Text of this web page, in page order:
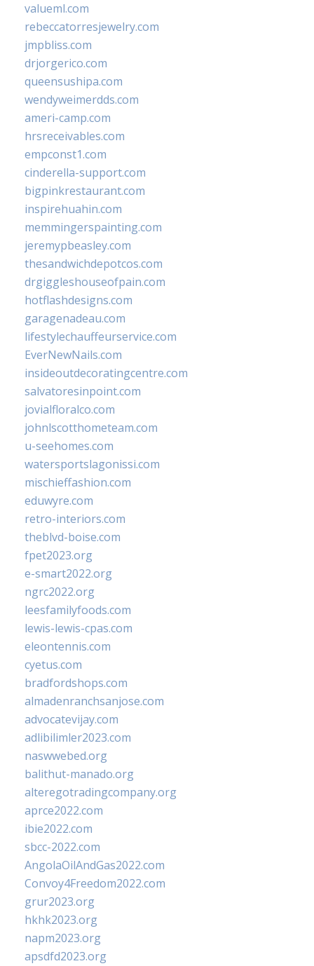
valueml.com
rebeccatorresjewelry.com
jmpbliss.com
drjorgerico.com
queensushipa.com
wendyweimerdds.com
ameri-camp.com
hrsreceivables.com
empconst1.com
cinderella-support.com
bigpinkrestaurant.com
inspirehuahin.com
memmingerspainting.com
jeremypbeasley.com
thesandwichdepotcos.com
drgiggleshouseofpain.com
hotflashdesigns.com
garagenadeau.com
lifestylechauffeurservice.com
EverNewNails.com
insideoutdecoratingcentre.com
salvatoresinpoint.com
jovialfloralco.com
johnlscotthometeam.com
u-seehomes.com
watersportslagonissi.com
mischieffashion.com
eduwyre.com
retro-interiors.com
theblvd-boise.com
fpet2023.org
e-smart2022.org
ngrc2022.org
leesfamilyfoods.com
lewis-lewis-cpas.com
eleontennis.com
cyetus.com
bradfordshops.com
almadenranchsanjose.com
advocatevijay.com
adlibilimler2023.com
naswwebed.org
balithut-manado.org
alteregotradingcompany.org
aprce2022.com
ibie2022.com
sbcc-2022.com
AngolaOilAndGas2022.com
Convoy4Freedom2022.com
grur2023.org
hkhk2023.org
napm2023.org
apsdfd2023.org